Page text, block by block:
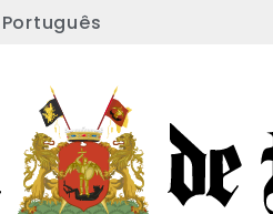
Português